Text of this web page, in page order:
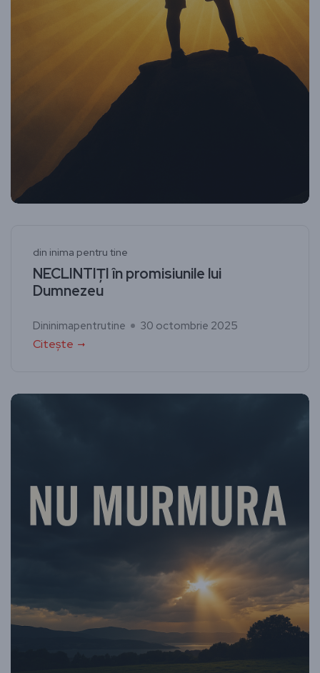
din inima pentru tine
NECLINTIȚI în promisiunile lui
Dumnezeu
Dininimapentrutine 30 octombrie 2025
Citește